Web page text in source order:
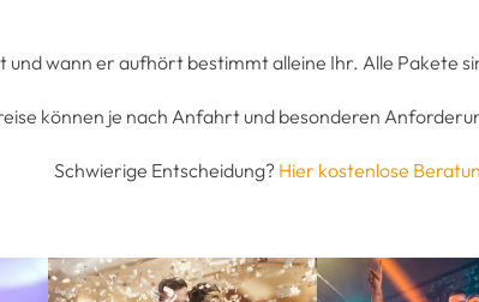
und wann er aufhört bestimmt alleine Ihr. Alle Pakete
können je nach Anfahrt und besonderen
Schwierige Entscheidung? Hier kostenlose